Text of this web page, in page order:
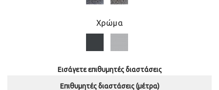
Χρώμα
Εισάγετε επιθυμητές διαστάσεις
Επιθυμητές διαστάσεις (μέτρα)